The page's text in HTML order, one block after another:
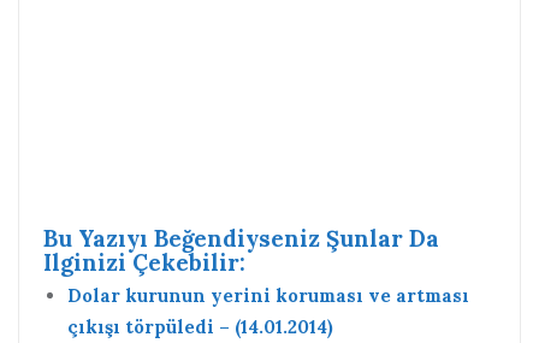
Bu Yazıyı Beğendiyseniz Şunlar Da
Ilginizi Çekebilir:
Dolar kurunun yerini koruması ve artması
çıkışı törpüledi – (14.01.2014)